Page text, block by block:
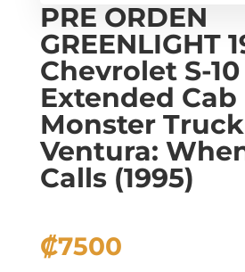
PRE ORDEN
GREENLIGHT
Chevrolet S-10
Extended Cab
Monster
Ventura:
Calls (1995)
₡7500